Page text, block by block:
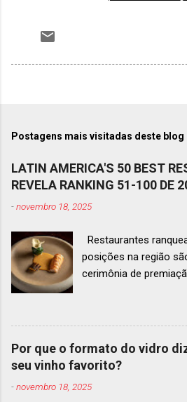
Postagens mais visitadas deste blog
LATIN AMERICA'S 50 BEST
REVELA RANKING 51-100 DE
-novembro 18, 2025
Restaurantes
posições na região
cerimônia de
de dezembro
Prato do
bem ranqueado na
America’s 50 Best
ranqueados nas
Por que o formato do vidro
seu vinho favorito?
-novembro 18, 2025